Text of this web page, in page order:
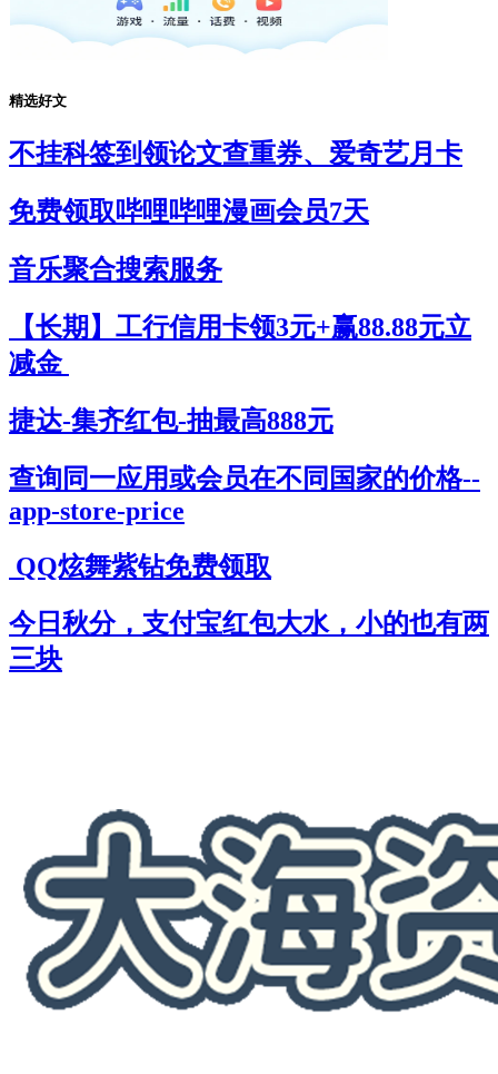
精选好文
不挂科签到领论文查重券、爱奇艺月卡
免费领取哔哩哔哩漫画会员7天
音乐聚合搜索服务
【长期】工行信用卡领3元+赢88.88元立
减金
捷达-集齐红包-抽最高888元
查询同一应用或会员在不同国家的价格--
app-store-price
QQ炫舞紫钻免费领取
今日秋分，支付宝红包大水，小的也有两
三块